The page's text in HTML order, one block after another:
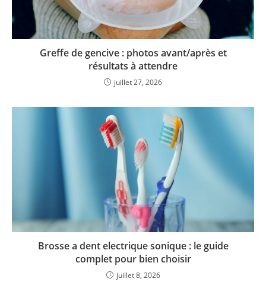
Greffe de gencive : photos avant/après et
résultats à attendre
juillet 27, 2026
Brosse a dent electrique sonique : le guide
complet pour bien choisir
juillet 8, 2026